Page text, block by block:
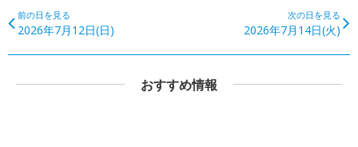
前の日を見る
2026年7月12日(日)
次の日を見る
2026年7月14日(火)
おすすめ情報